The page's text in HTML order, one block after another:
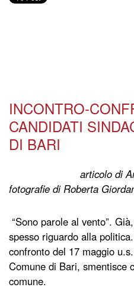
INCONTRO-
CANDIDATI
DI BARI
articolo di
fotografie di Roberta
“Sono parole al vento”.
spesso riguardo alla
confronto del 17 maggio
Comune di Bari, smentisce
comune.